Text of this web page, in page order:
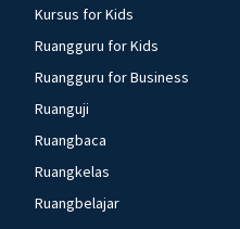
Kursus for Kids
Ruangguru for Kids
Ruangguru for Business
Ruanguji
Ruangbaca
Ruangkelas
Ruangbelajar